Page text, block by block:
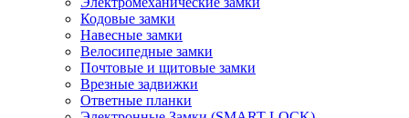
Кодовые замки
Навесные замки
Велосипедные замки
Почтовые и щитовые замки
Врезные задвижки
Ответные планки